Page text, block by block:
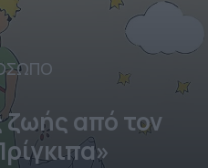
ζωής από τον